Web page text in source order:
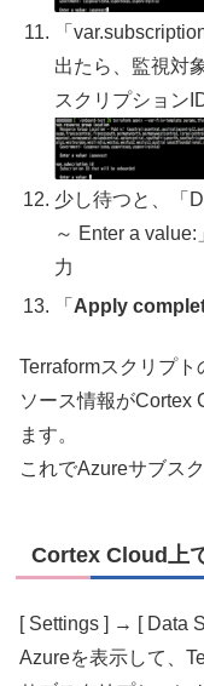
「
出たら、監視対
スクリプション
少し待つと、「
～ Enter a
力
「 Apply
Terraformスクリプ
ソース情報がCortex
ます。
これでAzureサブス
Cortex Cloud上
[ Settings ] → [ Data
Azureを表示して、